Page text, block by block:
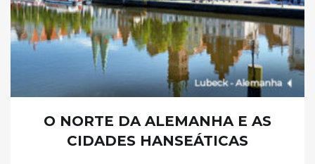
O NORTE DA ALEMANHA E AS
CIDADES HANSEÁTICAS